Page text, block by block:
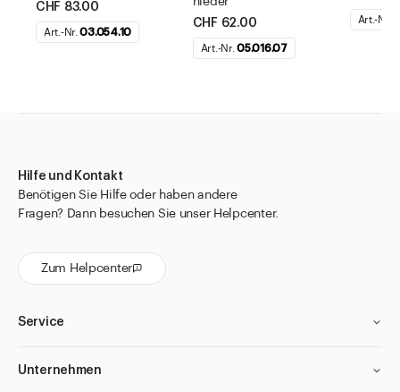
CHF 83.00
Art.-Nr.03.054.10
CHF 62.00
Art.-Nr.05.016.07
Art.-Nr.
Hilfe und Kontakt
Benötigen Sie Hilfe oder haben andere
Fragen? Dann besuchen Sie unser Helpcenter.
Zum Helpcenter
Service
Unternehmen